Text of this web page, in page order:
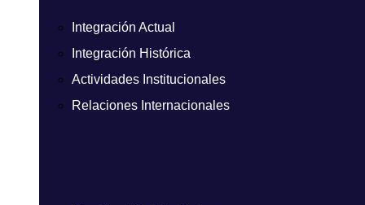
Integración Actual
Integración Histórica
Actividades Institucionales
Relaciones Internacionales